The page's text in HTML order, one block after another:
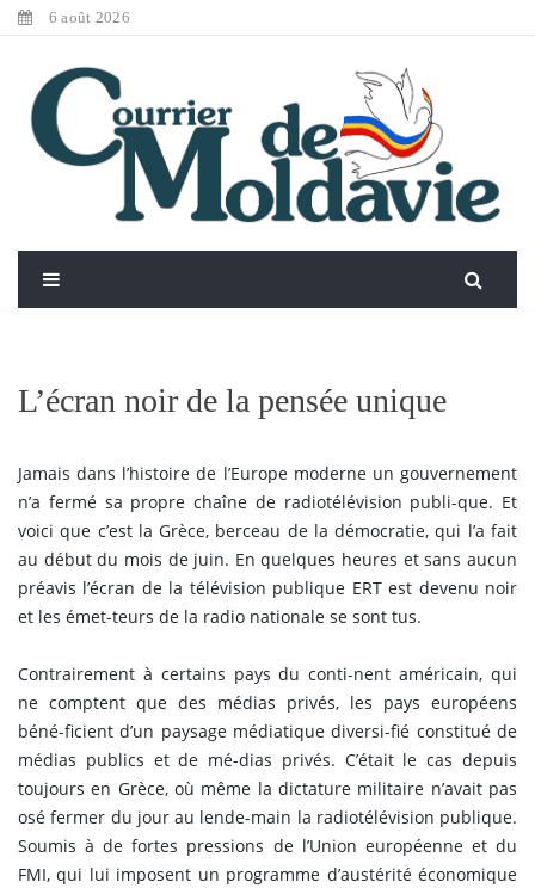
6 août 2026
L’écran noir de la pensée unique
Jamais dans l’histoire de l’Europe moderne un gouvernement
n’a fermé sa propre chaîne de radiotélévision publi-que. Et
voici que c’est la Grèce, berceau de la démocratie, qui l’a fait
au début du mois de juin. En quelques heures et sans aucun
préavis l’écran de la télévision publique ERT est devenu noir
et les émet-teurs de la radio nationale se sont tus.
Contrairement à certains pays du conti-nent américain, qui
ne comptent que des médias privés, les pays européens
béné-ficient d’un paysage médiatique diversi-fié constitué de
médias publics et de mé-dias privés. C’était le cas depuis
toujours en Grèce, où même la dictature militaire n’avait pas
osé fermer du jour au lende-main la radiotélévision publique.
Soumis à de fortes pressions de l’Union européenne et du
FMI, qui lui imposent un programme d’austérité économique